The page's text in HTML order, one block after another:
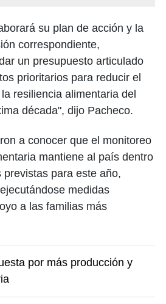
su plan de acción y la
correspondiente,
un presupuesto articulado
prioritarios para reducir el
resiliencia alimentaria del
década", dijo Pacheco.
a conocer que el monitoreo
mantiene al país dentro
para este año,
medidas
a las familias más
por más producción y